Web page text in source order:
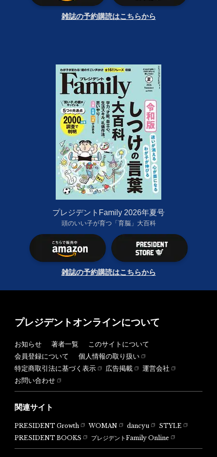
雑誌の予約購読はこちらから
プレジデントFamily 2026年夏号
頭のいい子が育つ「育脳」大百科
雑誌の予約購読はこちらから
プレジデントオンラインについて
お知らせ 著者一覧
このサイトについて
会員登録について
個人情報の取り扱い
特定商取引法に基づく表示
広告掲載
運営会社
お問い合わせ
関連サイト
PRESIDENT Growth WOMAN dancyu
STYLE
PRESIDENT BOOKS
プレジデントFamily Online